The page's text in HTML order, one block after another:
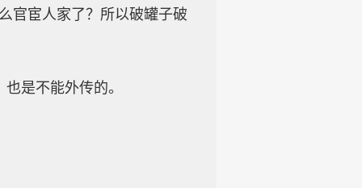
官宦人家了？所以破罐子破
是不能外传的。